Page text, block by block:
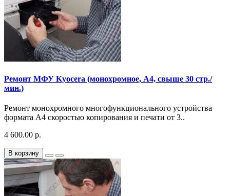
Ремонт МФУ Kyocera (монохромное, A4, свыше 30 стр./
мин.)
Ремонт монохромного многофункционального устройства
формата A4 скоростью копирования и печати от 3..
4 600.00 р.
В корзину